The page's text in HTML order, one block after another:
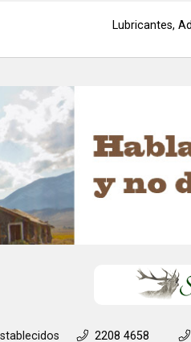
Lubricantes,
2208 4658